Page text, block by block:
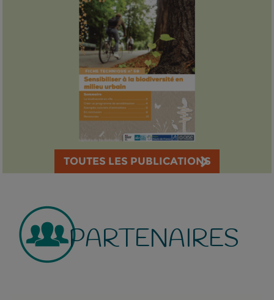
TOUTES LES PUBLICATIONS
PARTENAIRES